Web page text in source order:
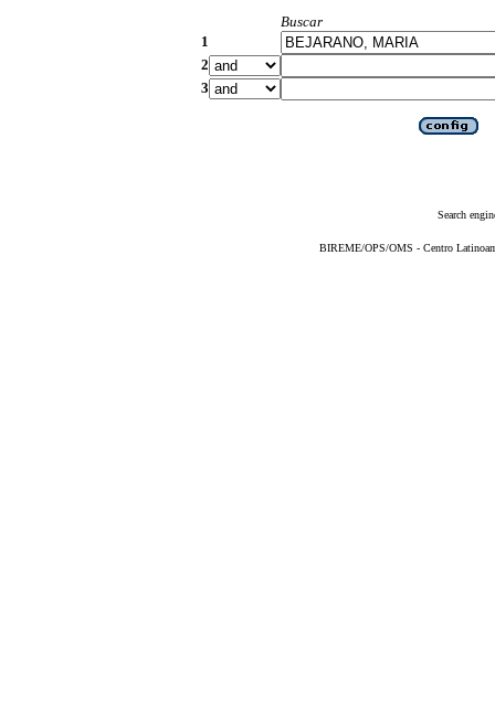
Buscar
1
2
3
Search
BIREME/OPS/OMS - Centro